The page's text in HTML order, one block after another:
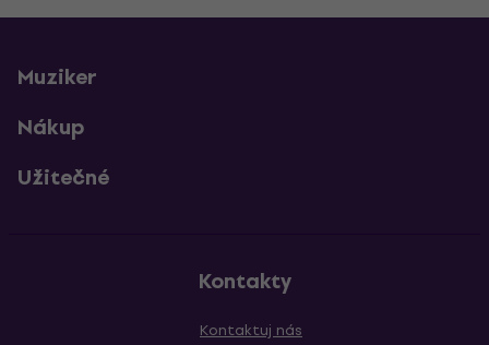
Muziker
Nákup
Užitečné
Kontakty
Kontaktuj nás